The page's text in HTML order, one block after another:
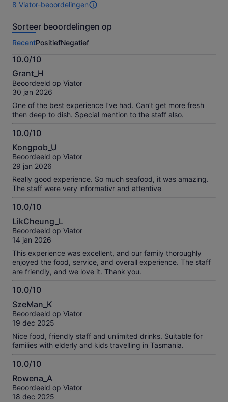
reizigers
selecteren
8 Viator-beoordelingen
8
van
activiteit.
Meer
informatie
over
onze
geverifieerde
Sorteer beoordelingen op
RecentPositiefNegatief
10.0/10
10.0
van
10
Grant_H
Beoordeeld op Viator
30 jan 2026
One of the best experience I’ve had. Can’t get more fresh
then deep to dish. Special mention to the staff also.
10.0/10
10.0
van
10
Kongpob_U
Beoordeeld op Viator
29 jan 2026
Really good experience. So much seafood, it was amazing.
The staff were very informativr and attentive
10.0/10
10.0
van
10
LikCheung_L
Beoordeeld op Viator
14 jan 2026
This experience was excellent, and our family thoroughly
enjoyed the food, service, and overall experience. The staff
are friendly, and we love it. Thank you.
10.0/10
10.0
van
10
SzeMan_K
Beoordeeld op Viator
19 dec 2025
Nice food, friendly staff and unlimited drinks. Suitable for
families with elderly and kids travelling in Tasmania.
10.0/10
10.0
van
10
Rowena_A
Beoordeeld op Viator
18 dec 2025